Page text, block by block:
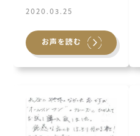
2020.03.25
お声を読む